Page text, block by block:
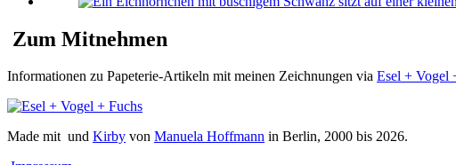
Zum Mitnehmen
Informationen zu Papeterie-Artikeln mit meinen Zeichnungen via Esel + Vogel
Made mit und Kirby von Manuela Hoffmann in Berlin, 2000 bis 2026.